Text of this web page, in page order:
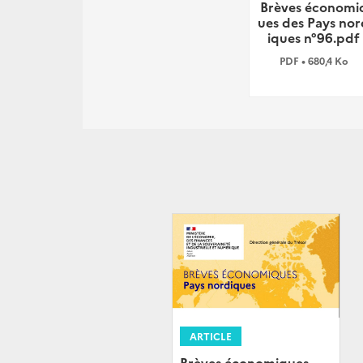
Brèves
ues des Pays
iques n°96.pdf
PDF • 680,4 Ko
ARTICLE